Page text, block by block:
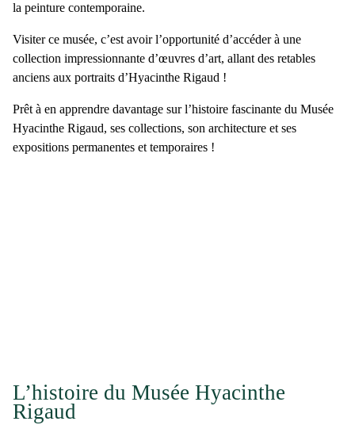
la peinture contemporaine.
Visiter ce musée, c’est avoir l’opportunité d’accéder à une
collection impressionnante d’œuvres d’art, allant des retables
anciens aux portraits d’Hyacinthe Rigaud !
Prêt à en apprendre davantage sur l’histoire fascinante du Musée
Hyacinthe Rigaud, ses collections, son architecture et ses
expositions permanentes et temporaires !
L’histoire du Musée Hyacinthe
Rigaud